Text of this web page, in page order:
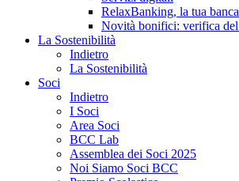
RelaxBanking, la tua
Novità bonifici: verifica
La Sostenibilità
Indietro
La Sostenibilità
Soci
Indietro
I Soci
Area Soci
BCC Lab
Assemblea dei Soci 2025
Noi Siamo Soci BCC